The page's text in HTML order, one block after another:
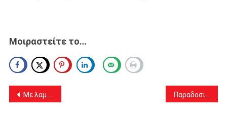
Μοιραστείτε το…
Πλοήγηση
Με λαμπρότητα ο Πανηγυρικός Εσπερινός στον Ιερό Ναό Αγίας Τριάδος Θρακομακεδόνων